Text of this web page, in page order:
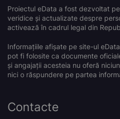
Proiectul eData a fost dezvoltat
veridice și actualizate despre
activează în cadrul legal din
Informațiile afișate pe site-ul
pot fi folosite ca documente
și angajații acesteia nu oferă
nici o răspundere pe partea
Contacte